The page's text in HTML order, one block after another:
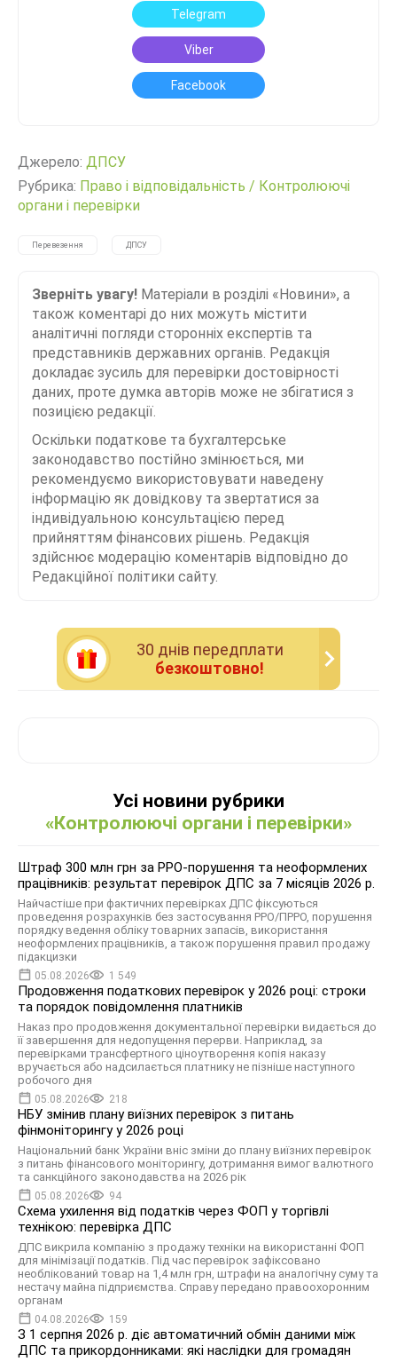
Telegram
Viber
Facebook
Джерело: ДПСУ
Рубрика: Право і відповідальність / Контролюючі
органи і перевірки
Перевезення ДПСУ
Зверніть увагу! Матеріали в розділі «Новини», а
також коментарі до них можуть містити
аналітичні погляди сторонніх експертів та
представників державних органів. Редакція
докладає зусиль для перевірки достовірності
даних, проте думка авторів може не збігатися з
позицією редакції.
Оскільки податкове та бухгалтерське
законодавство постійно змінюється, ми
рекомендуємо використовувати наведену
інформацію як довідкову та звертатися за
індивідуальною консультацією перед
прийняттям фінансових рішень. Редакція
здійснює модерацію коментарів відповідно до
Редакційної політики сайту.
30 днiв передплати
безкоштовно!
Усі новини рубрики
«Контролюючі органи і перевірки»
Штраф 300 млн грн за РРО-порушення та неоформлених
працівників: результат перевірок ДПС за 7 місяців 2026 р.
Найчастіше при фактичних перевірках ДПС фіксуються
проведення розрахунків без застосування РРО/ПРРО, порушення
порядку ведення обліку товарних запасів, використання
неоформлених працівників, а також порушення правил продажу
підакцизки
05.08.2026 1 549
Продовження податкових перевірок у 2026 році: строки
та порядок повідомлення платників
Наказ про продовження документальної перевірки видається до
її завершення для недопущення перерви. Наприклад, за
перевірками трансфертного ціноутворення копія наказу
вручається або надсилається платнику не пізніше наступного
робочого дня
05.08.2026 218
НБУ змінив плану виїзних перевірок з питань
фінмоніторингу у 2026 році
Національний банк України вніс зміни до плану виїзних перевірок
з питань фінансового моніторингу, дотримання вимог валютного
та санкційного законодавства на 2026 рік
05.08.2026 94
Схема ухилення від податків через ФОП у торгівлі
технікою: перевірка ДПС
ДПС викрила компанію з продажу техніки на використанні ФОП
для мінімізації податків. Під час перевірок зафіксовано
необлікований товар на 1,4 млн грн, штрафи на аналогічну суму та
нестачу майна підприємства. Справу передано правоохоронним
органам
04.08.2026 159
З 1 серпня 2026 р. діє автоматичний обмін даними між
ДПС та прикордонниками: які наслідки для громадян